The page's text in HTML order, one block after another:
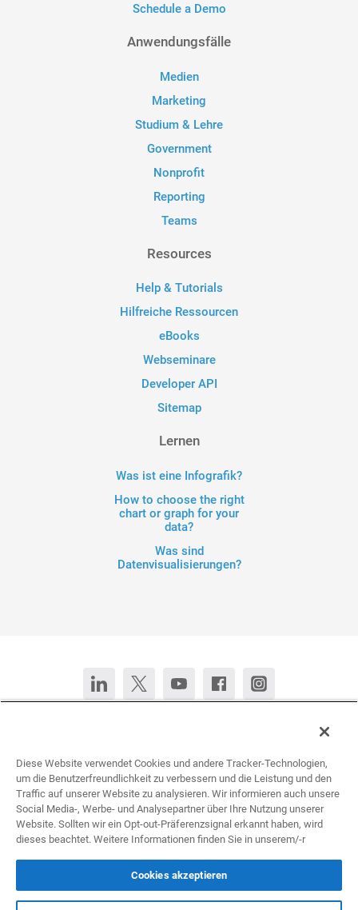
Schedule a Demo
Anwendungsfälle
Medien
Marketing
Studium & Lehre
Government
Nonprofit
Reporting
Teams
Resources
Help & Tutorials
Hilfreiche Ressourcen
eBooks
Webseminare
Developer API
Sitemap
Lernen
Was ist eine Infografik?
How to choose the right
chart or graph for your
data?
Was sind
Datenvisualisierungen?
English (United States) Español Français Português
All rights reserved © 2026 Infogram.
Nutzungsbedingungen&Datenschutz
Diese Website verwendet Cookies und andere Tracker-Technologien,
um die Benutzerfreundlichkeit zu verbessern und die Leistung und den
Traffic auf unserer Website zu analysieren. Wir informieren auch unsere
Social Media-, Werbe- und Analysepartner über Ihre Nutzung unserer
Website. Sollten wir ein Opt-out-Präferenzsignal erkannt haben, wird
dieses beachtet. Weitere Informationen finden Sie in unserem/-r
Cookies akzeptieren